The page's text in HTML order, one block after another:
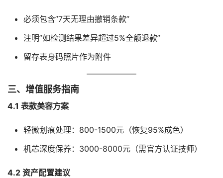
必须包含”7天无理由撤销条款”
注明”如检测结果差异超过5%全额退款”
留存表身码照片作为附件
三、增值服务指南
4.1 表款美容方案
轻微划痕处理：800-1500元（恢复95%成色）
机芯深度保养：3000-8000元（需官方认证技师）
4.2 资产配置建议